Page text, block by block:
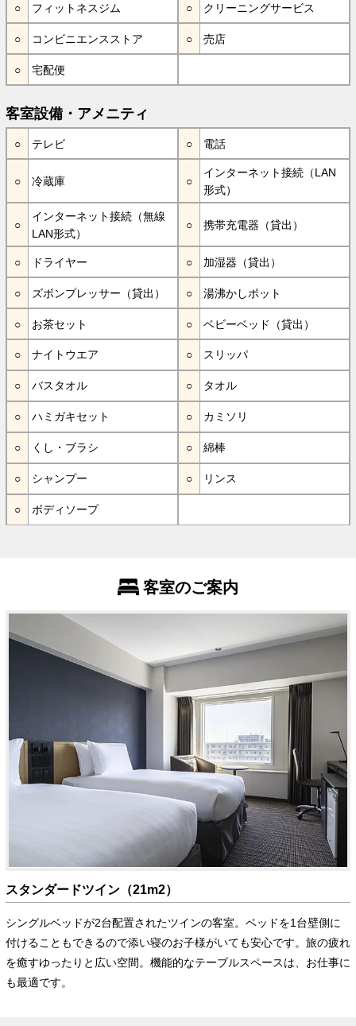
フィットネスジム クリーニングサービス
コンビニエンスストア 売店
宅配便
客室設備・アメニティ
テレビ 電話
冷蔵庫
インターネット接続（LAN
形式）
インターネット接続（無線
LAN形式）
携帯充電器（貸出）
ドライヤー 加湿器（貸出）
ズボンプレッサー（貸出） 湯沸かしポット
お茶セット ベビーベッド（貸出）
ナイトウエア スリッパ
バスタオル タオル
ハミガキセット カミソリ
くし・ブラシ 綿棒
シャンプー リンス
ボディソープ
客室のご案内
スタンダードツイン（21m2）
シングルベッドが2台配置されたツインの客室。ベッドを1台壁側に
付けることもできるので添い寝のお子様がいても安心です。旅の疲れ
を癒すゆったりと広い空間。機能的なテーブルスペースは、お仕事に
も最適です。